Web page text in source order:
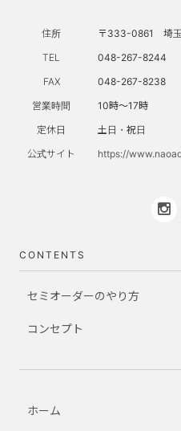
住所
〒333-0861 埼
TEL
048-267-8244
FAX
048-267-8238
営業時間
10時～17時
定休日
土日・祝日
公式サイト
https://
CONTENTS
セミオーダーのやり方
コンセプト
ホーム